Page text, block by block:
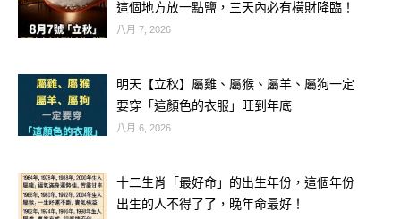
有屬虎、兔、蛇的親朋好友，記得趕快
分享這篇文章，讓他們也一起接住這波
好運！
這個地方放一點鹽，三天內必有橫財降臨！
八月 7, 2026
明天【立秋】屬雞、屬猴、屬羊、屬狗一定
要穿「這顏色的衣服」旺到年底
八月 6, 2026
十二生肖「最好命」的出生年份，這個年份
出生的人不得了了，晚年命最好！